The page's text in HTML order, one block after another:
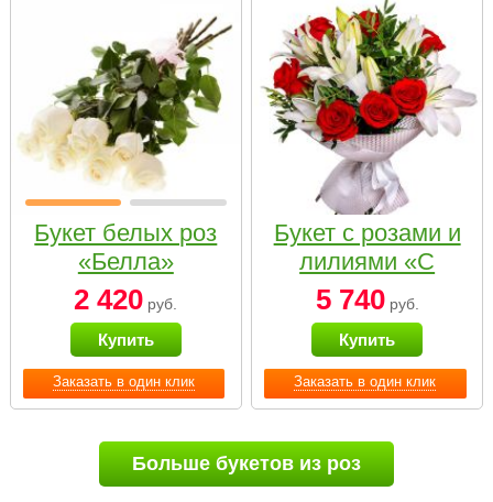
Заказать в один клик
Букет белых роз
«Белла»
2 420 руб.
Купить
Заказать в один клик
Букет с розами и
лилиями «С
наилучшими
пожеланиями»
5 740руб.
Купить
Больше букетов из роз